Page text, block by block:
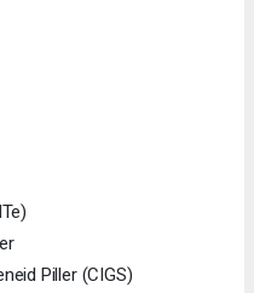
Piller (CIGS)